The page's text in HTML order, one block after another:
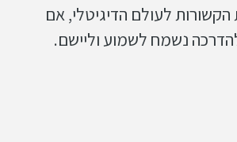
הקשורות לעולם הדיגיטלי, אם
נשמח לשמוע וליישם.